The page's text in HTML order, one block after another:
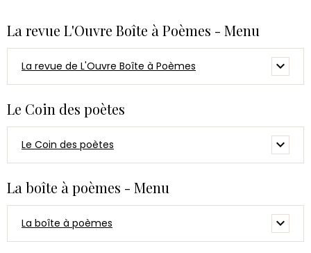
La revue L'Ouvre Boîte à Poèmes - Menu
La revue de L'Ouvre Boîte à Poèmes
Le Coin des poètes
Le Coin des poètes
La boîte à poèmes - Menu
La boîte à poèmes